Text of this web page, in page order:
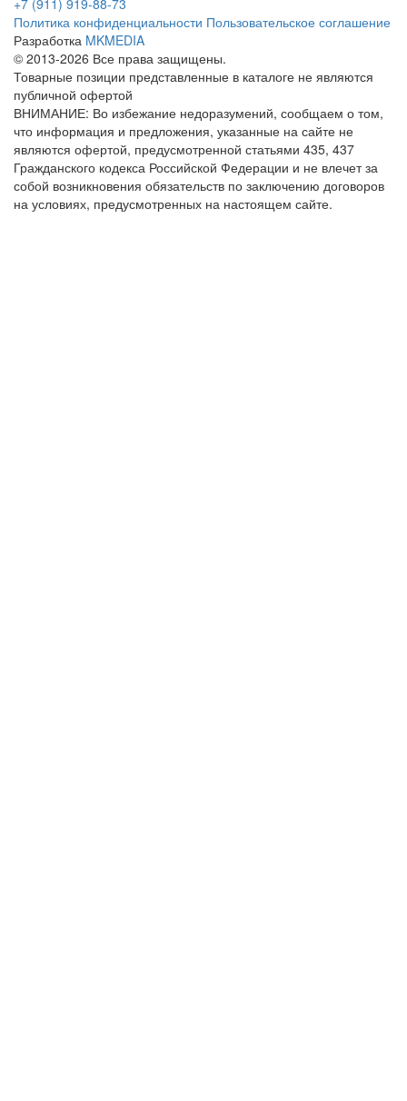
Политика конфиденциальности Пользовательское соглашение
Разработка MKMEDIA
© 2013-2026 Все права защищены.
Товарные позиции представленные в каталоге не являются
публичной офертой
ВНИМАНИЕ: Во избежание недоразумений, сообщаем о том,
что информация и предложения, указанные на сайте не
являются офертой, предусмотренной статьями 435, 437
Гражданского кодекса Российской Федерации и не влечет за
собой возникновения обязательств по заключению договоров
на условиях, предусмотренных на настоящем сайте.